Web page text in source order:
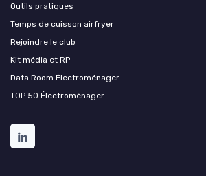
Outils pratiques
Temps de cuisson airfryer
Rejoindre le club
Kit média et RP
Data Room Électroménager
TOP 50 Électroménager